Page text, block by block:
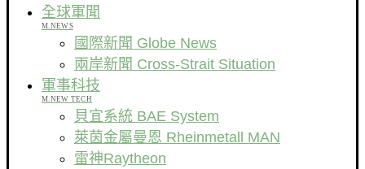
全球軍聞
M.NEWS
國際新聞 Globe News
兩岸新聞 Cross-Strait Situation
軍事科技
M.NEW TECH
貝宜系統 BAE System
萊茵金屬曼恩 Rheinmetall MAN
雷神Raytheon